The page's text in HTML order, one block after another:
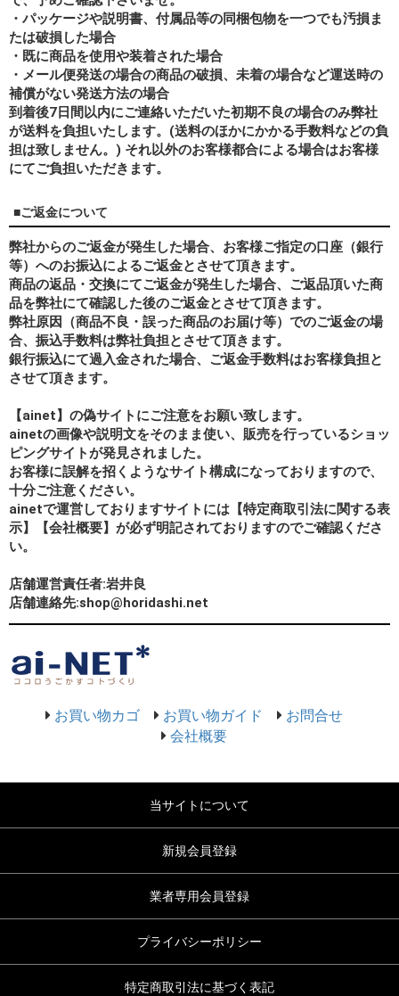
・パッケージや説明書、付属品等の同梱包物を一つでも汚損ま
たは破損した場合
・既に商品を使用や装着された場合
・メール便発送の場合の商品の破損、未着の場合など運送時の
補償がない発送方法の場合
到着後7日間以内にご連絡いただいた初期不良の場合のみ弊社
が送料を負担いたします。(送料のほかにかかる手数料などの負
担は致しません。) それ以外のお客様都合による場合はお客様
にてご負担いただきます。
■ご返金について
弊社からのご返金が発生した場合、お客様ご指定の口座（銀行
等）へのお振込によるご返金とさせて頂きます。
商品の返品・交換にてご返金が発生した場合、ご返品頂いた商
品を弊社にて確認した後のご返金とさせて頂きます。
弊社原因（商品不良・誤った商品のお届け等）でのご返金の場
合、振込手数料は弊社負担とさせて頂きます。
銀行振込にて過入金された場合、ご返金手数料はお客様負担と
させて頂きます。
【ainet】の偽サイトにご注意をお願い致します。
ainetの画像や説明文をそのまま使い、販売を行っているショッ
ピングサイトが発見されました。
お客様に誤解を招くようなサイト構成になっておりますので、
十分ご注意ください。
ainetで運営しておりますサイトには【特定商取引法に関する表
示】【会社概要】が必ず明記されておりますのでご確認くださ
い。
店舗運営責任者:岩井良
店舗連絡先:shop@horidashi.net
お買い物カゴ お買い物ガイド
お問合せ
会社概要
当サイトについて
新規会員登録
業者専用会員登録
プライバシーポリシー
特定商取引法に基づく表記